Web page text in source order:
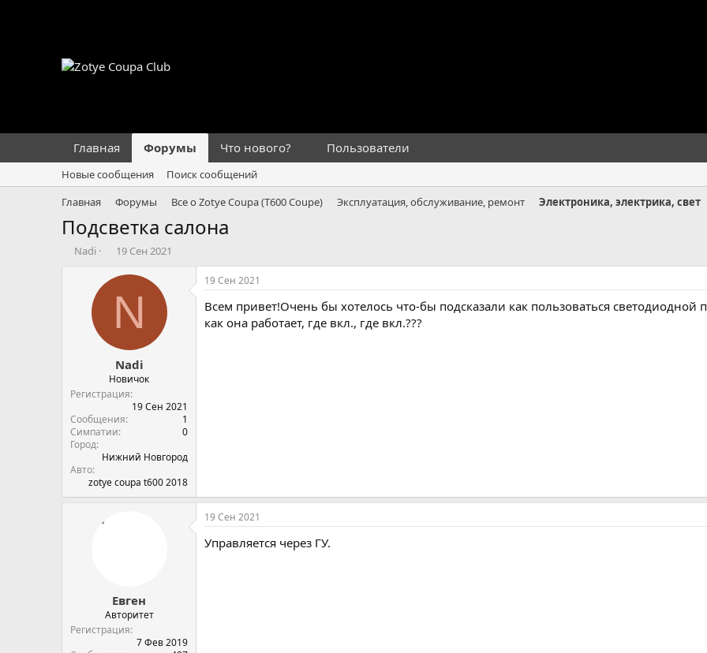
Главная Форумы Что нового? Пользователи
Новые сообщения
Поиск сообщений
Главная
Форумы Все о Zotye Coupa (T600 Coupe) Эксплуатация, обслуживание, ремонт Электроника, электрика, свет
Подсветка салона
А
Nadi
Д
т
н
а
л
а
19 Сен 2021
N
Nadi
Новичок
Регистрация
19 Сен 2021
Сообщения
1
Симпатии
0
Город
Нижний Новгород
Авто
zotye coupa t600 2018
19 Сен 2021
Всем привет!Очень бы хотелось что-бы подсказали как пользоваться
как она работает, где вкл., где вкл.???
Евген
Авторитет
Регистрация
7 Фев 2019
19 Сен 2021
Управляется через ГУ.